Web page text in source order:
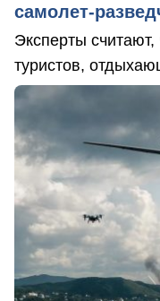
самолет-
Эксперты считают,
туристов,